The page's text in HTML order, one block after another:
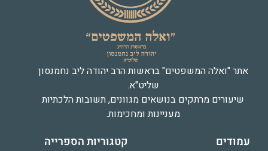
אתר "ואלה המשפטים" בראשות הרב יהודה ליב נחמנסון
שליט"א.
שיעורים מרתקים בנושאים מגוונים, תשובות הלכתיות
מעניינות ומחכימות.
עמודים קטגוריות הספרייה